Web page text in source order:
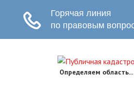
Определяем область...